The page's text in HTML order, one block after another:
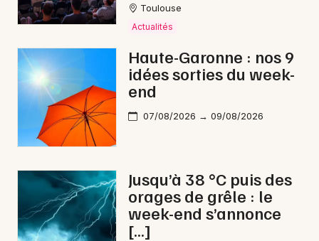
Toulouse
Actualités
Haute-Garonne : nos 9
idées sorties du week-
end
07/08/2026 → 09/08/2026
Jusqu’à 38 °C puis des
orages de grêle : le
week-end s’annonce
[…]